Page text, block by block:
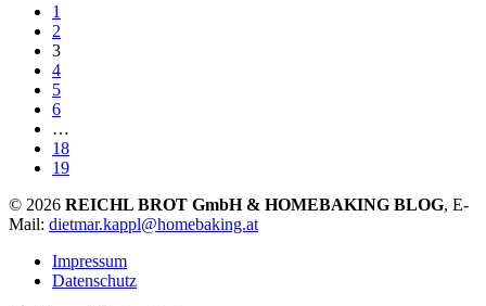
1
2
3
4
5
6
…
18
19
© 2026 REICHL BROT GmbH & HOMEBAKING BLOG, E-
Mail: dietmar.kappl@homebaking.at
Impressum
Datenschutz